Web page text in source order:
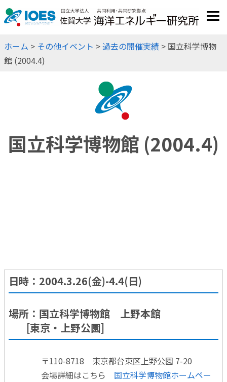
JP
EN
ホーム > その他イベント >過去の開催実績 > 国立科学博物
館 (2004.4)
国立科学博物館 (2004.4)
日時：2004.3.26(金)-4.4(日)
場所：国立科学博物館 上野本館
[東京・上野公園]
〒110-8718 東京都台東区上野公園 7-20
会場詳細はこちら 国立科学博物館ホームペー